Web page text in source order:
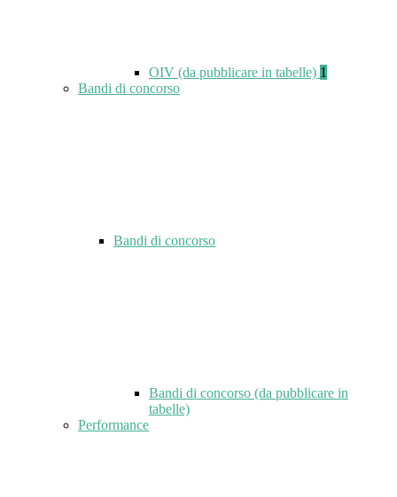
OIV (da pubblicare in tabelle) 1
Bandi di concorso
Bandi di concorso
Bandi di concorso (da pubblicare in
tabelle)
Performance